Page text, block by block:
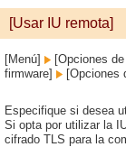
[Usar IU remota]
[Menú] [Opciones
firmware]
[Opciones
Especifique si desea
Si opta por utilizar la
cifrado TLS para la